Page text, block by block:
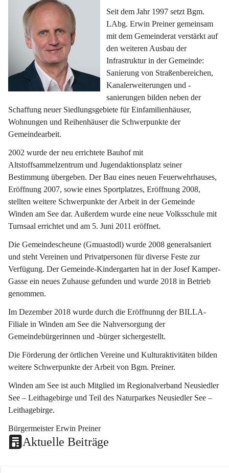
Seit dem Jahr 1997 setzt Bgm.
LAbg. Erwin Preiner gemeinsam
mit dem Gemeinderat verstärkt auf
den weiteren Ausbau der
Infrastruktur in der Gemeinde:
Sanierung von Straßenbereichen,
Kanalerweiterungen und -
sanierungen bilden neben der
Schaffung neuer Siedlungsgebiete für Einfamilienhäuser,
Wohnungen und Reihenhäuser die Schwerpunkte der
Gemeindearbeit.
2002 wurde der neu errichtete Bauhof mit
Altstoffsammelzentrum und Jugendaktionsplatz seiner
Bestimmung übergeben. Der Bau eines neuen Feuerwehrhauses,
Eröffnung 2007, sowie eines Sportplatzes, Eröffnung 2008,
stellten weitere Schwerpunkte der Arbeit in der Gemeinde
Winden am See dar. Außerdem wurde eine neue Volksschule mit
Turnsaal errichtet und am 5. Juni 2011 eröffnet.
Die Gemeindescheune (Gmuastodl) wurde 2008 generalsaniert
und steht Vereinen und Privatpersonen für diverse Feste zur
Verfügung. Der Gemeinde-Kindergarten hat in der Josef Kamper-
Gasse ein neues Zuhause gefunden und wurde 2018 in Betrieb
genommen.
Im Dezember 2018 wurde durch die Eröffnunng der BILLA-
Filiale in Winden am See die Nahversorgung der
Gemeindebürgerinnen und -bürger sichergestellt.
Die Förderung der örtlichen Vereine und Kulturaktivitäten bilden
weitere Schwerpunkte der Arbeit von Bgm. Preiner.
Winden am See ist auch Mitglied im Regionalverband Neusiedler
See – Leithagebirge und Teil des Naturparkes Neusiedler See –
Leithagebirge.
Bürgermeister Erwin Preiner
Aktuelle Beiträge